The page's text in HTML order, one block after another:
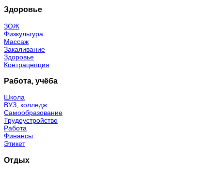
Здоровье
ЗОЖ
Физкультура
Массаж
Закаливание
Здоровье
Контрацепция
Работа, учёба
Школа
ВУЗ, колледж
Самообразование
Трудоустройство
Работа
Финансы
Этикет
Отдых